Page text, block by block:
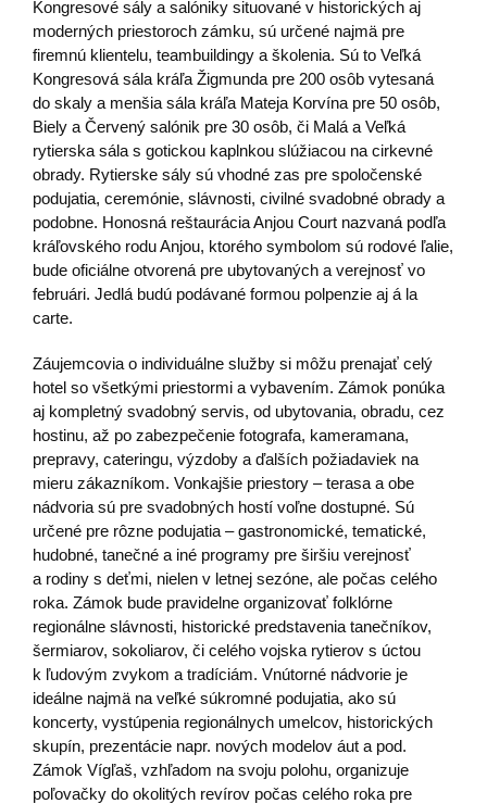
Kongresové sály a salóniky situované v historických aj
moderných priestoroch zámku, sú určené najmä pre
firemnú klientelu, teambuildingy a školenia. Sú to Veľká
Kongresová sála kráľa Žigmunda pre 200 osôb vytesaná
do skaly a menšia sála kráľa Mateja Korvína pre 50 osôb,
Biely a Červený salónik pre 30 osôb, či Malá a Veľká
rytierska sála s gotickou kaplnkou slúžiacou na cirkevné
obrady. Rytierske sály sú vhodné zas pre spoločenské
podujatia, ceremónie, slávnosti, civilné svadobné obrady a
podobne. Honosná reštaurácia Anjou Court nazvaná podľa
kráľovského rodu Anjou, ktorého symbolom sú rodové ľalie,
bude oficiálne otvorená pre ubytovaných a verejnosť vo
februári. Jedlá budú podávané formou polpenzie aj á la
carte.
Záujemcovia o individuálne služby si môžu prenajať celý
hotel so všetkými priestormi a vybavením. Zámok ponúka
aj kompletný svadobný servis, od ubytovania, obradu, cez
hostinu, až po zabezpečenie fotografa, kameramana,
prepravy, cateringu, výzdoby a ďalších požiadaviek na
mieru zákazníkom. Vonkajšie priestory – terasa a obe
nádvoria sú pre svadobných hostí voľne dostupné. Sú
určené pre rôzne podujatia – gastronomické, tematické,
hudobné, tanečné a iné programy pre širšiu verejnosť
a rodiny s deťmi, nielen v letnej sezóne, ale počas celého
roka. Zámok bude pravidelne organizovať folklórne
regionálne slávnosti, historické predstavenia tanečníkov,
šermiarov, sokoliarov, či celého vojska rytierov s úctou
k ľudovým zvykom a tradíciám. Vnútorné nádvorie je
ideálne najmä na veľké súkromné podujatia, ako sú
koncerty, vystúpenia regionálnych umelcov, historických
skupín, prezentácie napr. nových modelov áut a pod.
Zámok Vígľaš, vzhľadom na svoju polohu, organizuje
poľovačky do okolitých revírov počas celého roka pre